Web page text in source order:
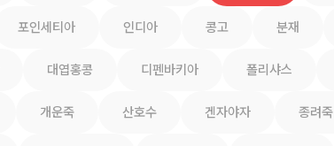
포인세티아 인디아 콩고 분재
대엽홍콩 디펜바키아 폴리샤스
개운죽 산호수 겐자야자 종려죽